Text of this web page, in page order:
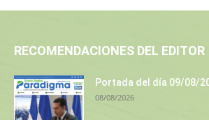
RECOMENDACIONES DEL EDITOR
Portada del día 09/08/
08/08/2026